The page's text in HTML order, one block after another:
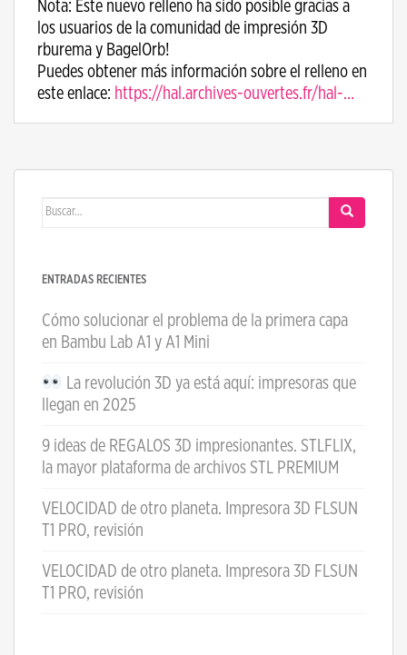
Nota: Este nuevo relleno ha sido posible gracias a
los usuarios de la comunidad de impresión 3D
rburema y BagelOrb!
Puedes obtener más información sobre el relleno en
este enlace: https://hal.archives-ouvertes.fr/hal-…
Buscar:
ENTRADAS RECIENTES
Cómo solucionar el problema de la primera capa
en Bambu Lab A1 y A1 Mini
La revolución 3D ya está aquí: impresoras que
llegan en 2025
9 ideas de REGALOS 3D impresionantes. STLFLIX,
la mayor plataforma de archivos STL PREMIUM
VELOCIDAD de otro planeta. Impresora 3D FLSUN
T1 PRO, revisión
VELOCIDAD de otro planeta. Impresora 3D FLSUN
T1 PRO, revisión